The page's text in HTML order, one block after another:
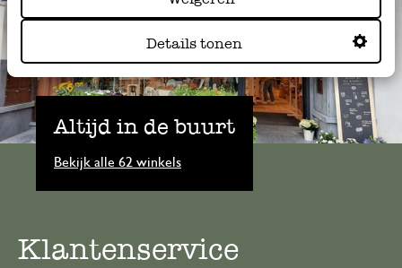
Details tonen
Altijd in de buurt
Bekijk alle 62 winkels
Klantenservice